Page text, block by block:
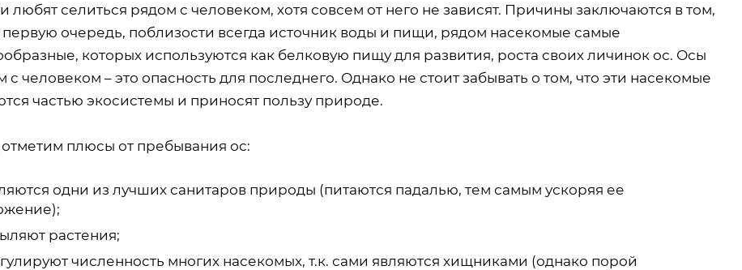
любят селиться рядом с человеком, хотя совсем от него не зависят. Причины заключаются в том,
первую очередь, поблизости всегда источник воды и пищи, рядом насекомые самые
которых используются как белковую пищу для развития, роста своих личинок ос. Осы
с человеком – это опасность для последнего. Однако не стоит забывать о том, что эти насекомые
частью экосистемы и приносят пользу природе.
отметим плюсы от пребывания ос:
одни из лучших санитаров природы (питаются падалью, тем самым ускоряя ее
растения;
численность многих насекомых, т.к. сами являются хищниками (однако порой